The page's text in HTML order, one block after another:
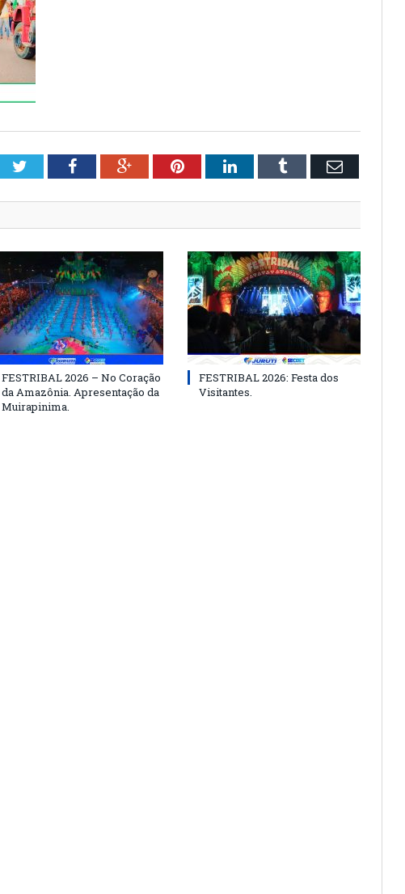
TwitterFacebookGoogle+PinterestLinkedInTumblr Email
FESTRIBAL 2026 – No Coração
da Amazônia. Apresentação da
Muirapinima.
FESTRIBAL 2026: Festa dos
Visitantes.